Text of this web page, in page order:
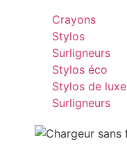
Crayons
Stylos
Surligneurs
Stylos éco
Stylos de luxe
Surligneurs